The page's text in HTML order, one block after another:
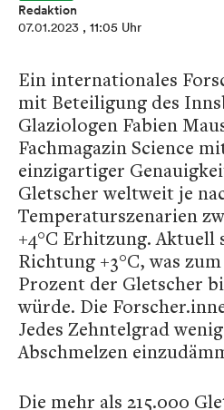
Redaktion
07.01.2023 , 11:05 Uhr
Ein internationales
mit Beteiligung des
Glaziologen Fabien
Fachmagazin Science
einzigartiger
Gletscher weltweit je
Temperaturszenarien
+4°C Erhitzung.
Richtung +3°C, was
Prozent der Gletscher
würde. Die
Jedes Zehntelgrad
Abschmelzen
Die mehr als 215.000